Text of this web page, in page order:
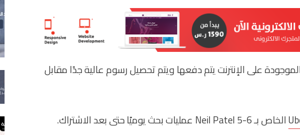
على الإنترنت يتم دفعها ويتم تحصيل رسوم عالية جدًا مقابل
الخاص بـ Neil Patel 5-6 عمليات بحث يوميًا حتى بعد الاشتراك.